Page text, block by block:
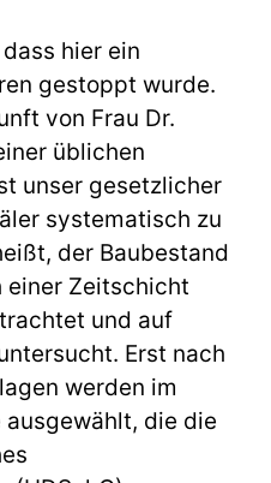
hier ein
gestoppt wurde.
von Frau Dr.
üblichen
unser gesetzlicher
systematisch zu
der Baubestand
einer Zeitschicht
und auf
Erst nach
werden im
die die